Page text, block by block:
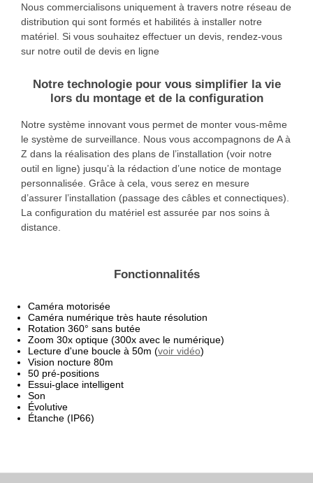
Nous commercialisons uniquement à travers notre réseau de
distribution qui sont formés et habilités à installer notre
matériel. Si vous souhaitez effectuer un devis, rendez-vous
sur notre outil de devis en ligne
Notre technologie pour vous simplifier la vie
lors du montage et de la configuration
Notre système innovant vous permet de monter vous-même
le système de surveillance. Nous vous accompagnons de A à
Z dans la réalisation des plans de l’installation (voir notre
outil en ligne) jusqu’à la rédaction d’une notice de montage
personnalisée. Grâce à cela, vous serez en mesure
d’assurer l’installation (passage des câbles et connectiques).
La configuration du matériel est assurée par nos soins à
distance.
Fonctionnalités
Caméra motorisée
Caméra numérique très haute résolution
Rotation 360° sans butée
Zoom 30x optique (300x avec le numérique)
Lecture d'une boucle à 50m (voir vidéo)
Vision nocture 80m
50 pré-positions
Essui-glace intelligent
Son
Évolutive
Étanche (IP66)